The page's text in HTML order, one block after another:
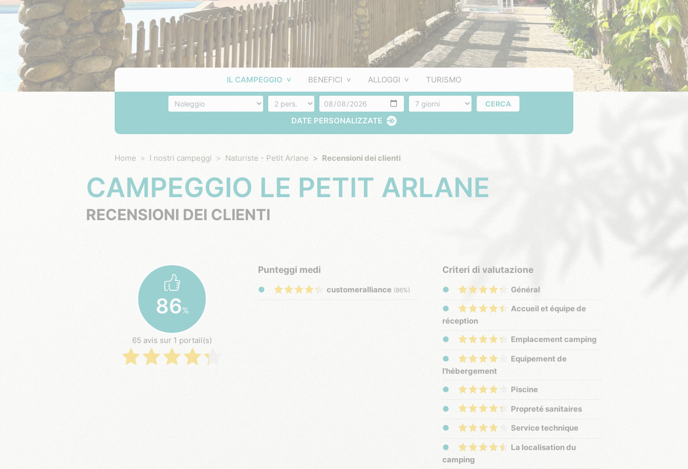
IL CAMPEGGIO BENEFICI ALLOGGI TURISMO
Alloggio Numero di persone Arrivo Numero di giorni CERCA
DATE PERSONALIZZATE
Home I nostri campeggi Naturiste - Petit Arlane Recensioni dei clienti
CAMPEGGIO LE PETIT ARLANE
RECENSIONI DEI CLIENTI
86%
65 avis sur 1 portail(s)
Punteggi medi
customeralliance (86%)
Criteri di valutazione
Général
Accueil et équipe de
réception
Emplacement camping
Equipement de
l'hébergement
Piscine
Propreté sanitaires
Service technique
La localisation du
camping